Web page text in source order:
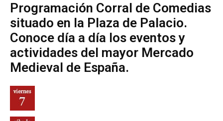
Programación Corral de Comedias
situado en la Plaza de Palacio.
Conoce día a día los eventos y
actividades del mayor Mercado
Medieval de España.